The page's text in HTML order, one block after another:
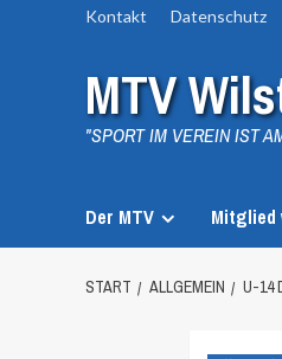
Kontakt Datenschutz
MTV
"SPORT IM VEREIN IST
Der MTV Mitglied
START ALLGEMEIN U-14